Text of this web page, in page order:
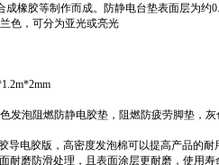
橡胶等制作而成。防静电台垫表面层为约
色，可分为亚光或亮光
发泡阻燃防静电胶垫，阻燃防疲劳脚垫，
导电胶版，高密度发泡棉可以提高产品的耐
磨防滑处理，且表面涂层更耐磨，使用寿